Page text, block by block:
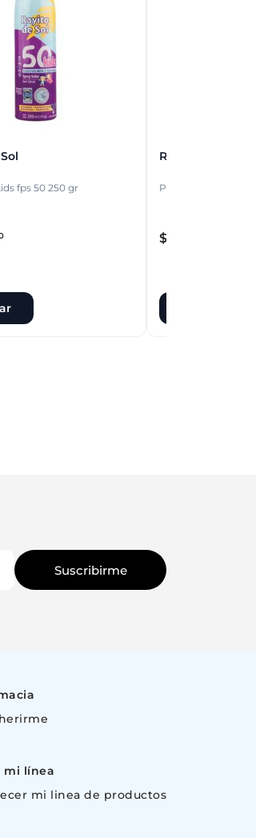
fps 50 250 gr
Rayito De Sol
Protector solar fps
$
Suscribirme
mi línea
mi linea de productos